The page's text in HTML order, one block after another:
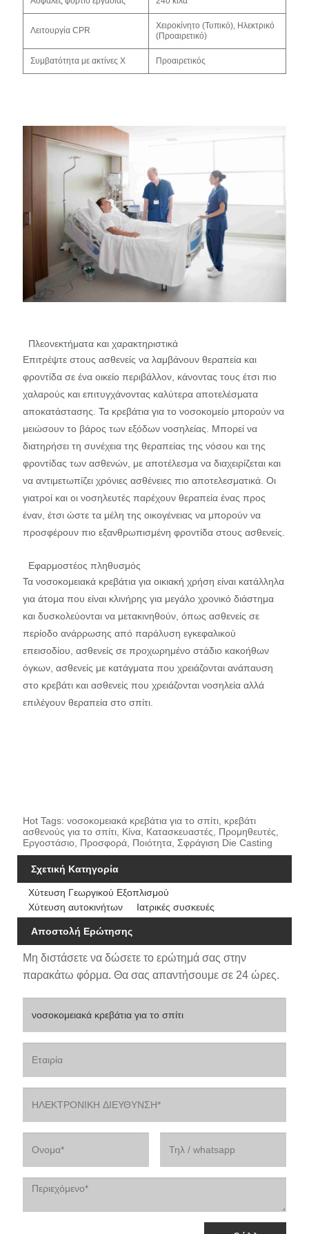
Λειτουργία CPR
Χειροκίνητο (Τυπικό), Ηλεκτρικό
(Προαιρετικό)
Συμβατότητα με ακτίνες Χ Προαιρετικός
Πλεονεκτήματα και χαρακτηριστικά
Επιτρέψτε στους ασθενείς να λαμβάνουν θεραπεία και
φροντίδα σε ένα οικείο περιβάλλον, κάνοντας τους έτσι πιο
χαλαρούς και επιτυγχάνοντας καλύτερα αποτελέσματα
αποκατάστασης. Τα κρεβάτια για το νοσοκομείο μπορούν να
μειώσουν το βάρος των εξόδων νοσηλείας. Μπορεί να
διατηρήσει τη συνέχεια της θεραπείας της νόσου και της
φροντίδας των ασθενών, με αποτέλεσμα να διαχειρίζεται και
να αντιμετωπίζει χρόνιες ασθένειες πιο αποτελεσματικά. Οι
γιατροί και οι νοσηλευτές παρέχουν θεραπεία ένας προς
έναν, έτσι ώστε τα μέλη της οικογένειας να μπορούν να
προσφέρουν πιο εξανθρωπισμένη φροντίδα στους ασθενείς.
Εφαρμοστέος πληθυσμός
Τα νοσοκομειακά κρεβάτια για οικιακή χρήση είναι κατάλληλα
για άτομα που είναι κλινήρης για μεγάλο χρονικό διάστημα
και δυσκολεύονται να μετακινηθούν, όπως ασθενείς σε
περίοδο ανάρρωσης από παράλυση εγκεφαλικού
επεισοδίου, ασθενείς σε προχωρημένο στάδιο κακοήθων
όγκων, ασθενείς με κατάγματα που χρειάζονται ανάπαυση
στο κρεβάτι και ασθενείς που χρειάζονται νοσηλεία αλλά
επιλέγουν θεραπεία στο σπίτι.
Hot Tags: νοσοκομειακά κρεβάτια για το σπίτι, κρεβάτι
ασθενούς για το σπίτι, Κίνα, Κατασκευαστές, Προμηθευτές,
Εργοστάσιο, Προσφορά, Ποιότητα, Σφράγιση Die Casting
Σχετική Κατηγορία
Χύτευση Γεωργικού Εξοπλισμού
Χύτευση αυτοκινήτων
Ιατρικές συσκευές
Αποστολή Ερώτησης
Μη διστάσετε να δώσετε το ερώτημά σας στην
παρακάτω φόρμα. Θα σας απαντήσουμε σε 24 ώρες.